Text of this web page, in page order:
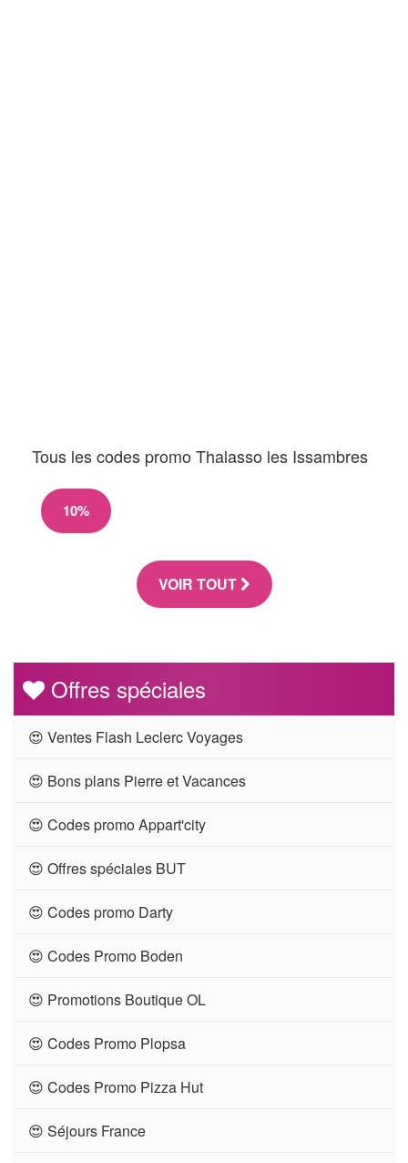
Tous les codes promo Thalasso les Issambres
10%
VOIR TOUT
Offres spéciales
😍 Ventes Flash Leclerc Voyages
😍 Bons plans Pierre et Vacances
😍 Codes promo Appart'city
😍 Offres spéciales BUT
😍 Codes promo Darty
😍 Codes Promo Boden
😍 Promotions Boutique OL
😍 Codes Promo Plopsa
😍 Codes Promo Pizza Hut
😍 Séjours France